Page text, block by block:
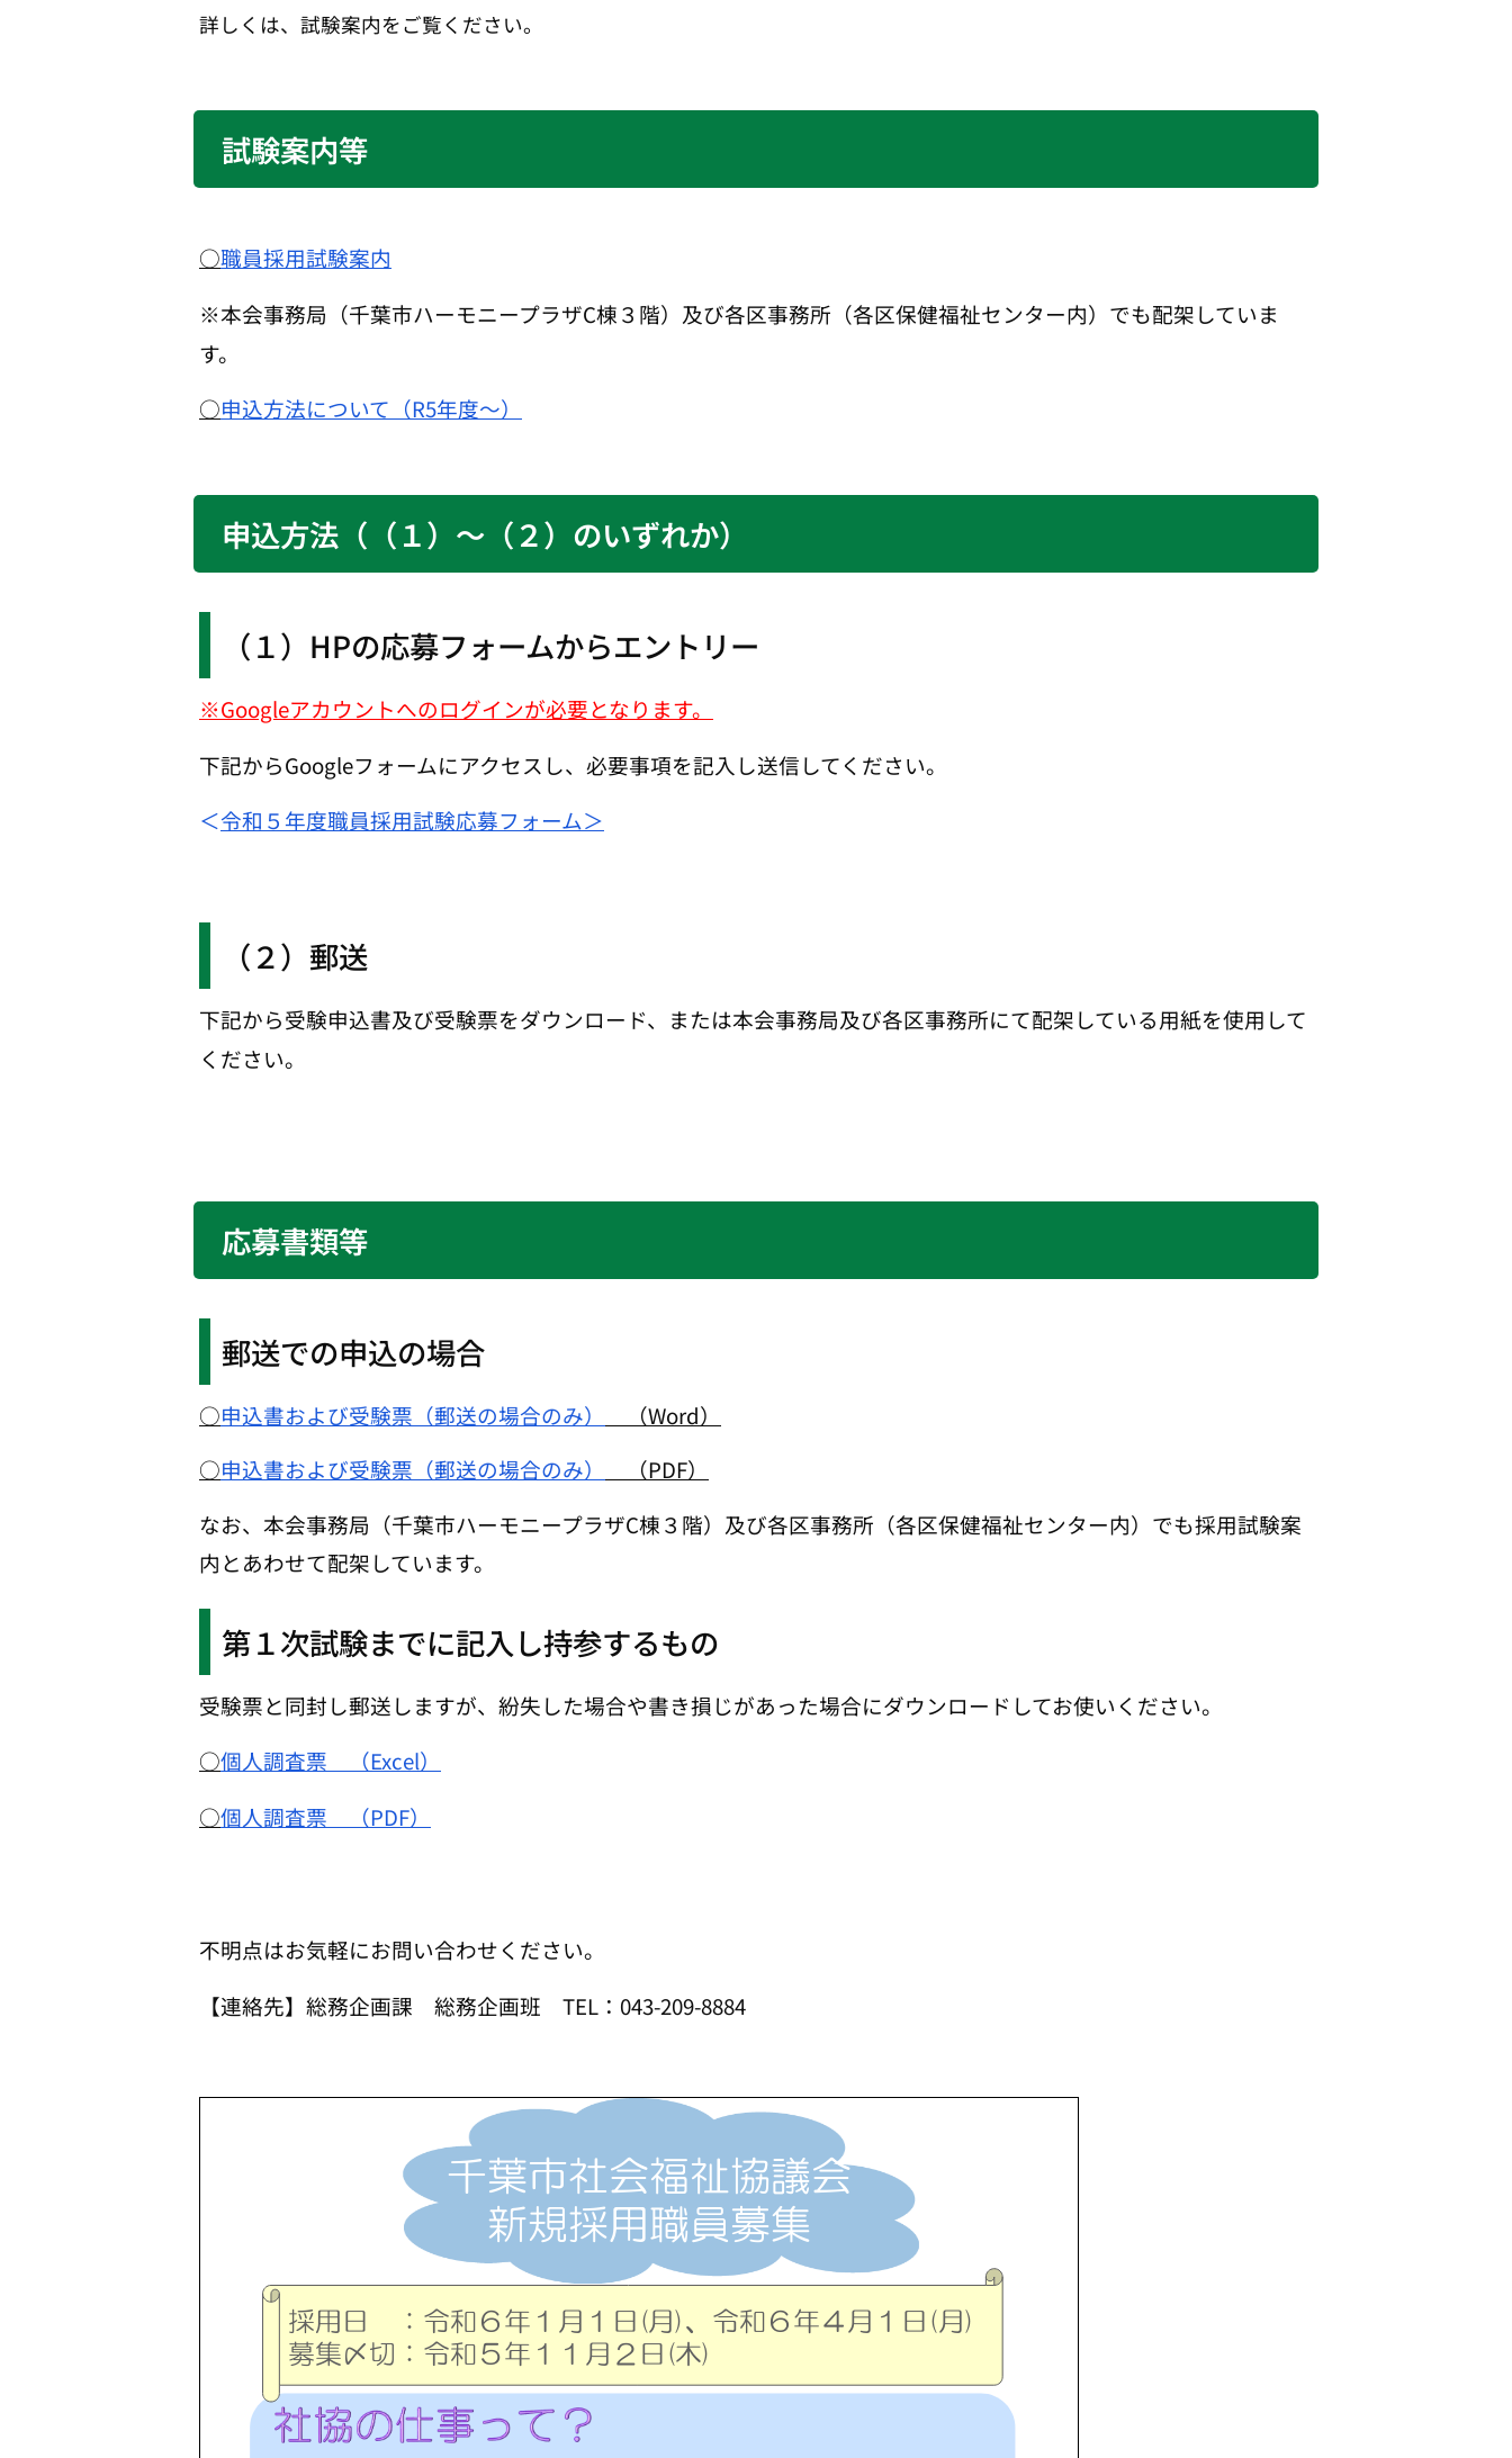
詳しくは、試験案内をご覧ください。
試験案内等
○職員採用試験案内
※本会事務局（千葉市ハーモニープラザC棟３階）及び各区事務所（各区保健福祉センター内）でも配架していま
す。
○申込方法について（R5年度～）
申込方法（（１）～（２）のいずれか）
（１）HPの応募フォームからエントリー
※Googleアカウントへのログインが必要となります。
下記からGoogleフォームにアクセスし、必要事項を記入し送信してください。
＜令和５年度職員採用試験応募フォーム＞
（２）郵送
下記から受験申込書及び受験票をダウンロード、または本会事務局及び各区事務所にて配架している用紙を使用して
ください。
応募書類等
郵送での申込の場合
○申込書および受験票（郵送の場合のみ）
（Word）
○申込書および受験票（郵送の場合のみ）
（PDF）
なお、本会事務局（千葉市ハーモニープラザC棟３階）及び各区事務所（各区保健福祉センター内）でも採用試験案
内とあわせて配架しています。
第１次試験までに記入し持参するもの
受験票と同封し郵送しますが、紛失した場合や書き損じがあった場合にダウンロードしてお使いください。
○個人調査票 （Excel）
○個人調査票 （PDF）
不明点はお気軽にお問い合わせください。
【連絡先】総務企画課 総務企画班 TEL：043-209-8884